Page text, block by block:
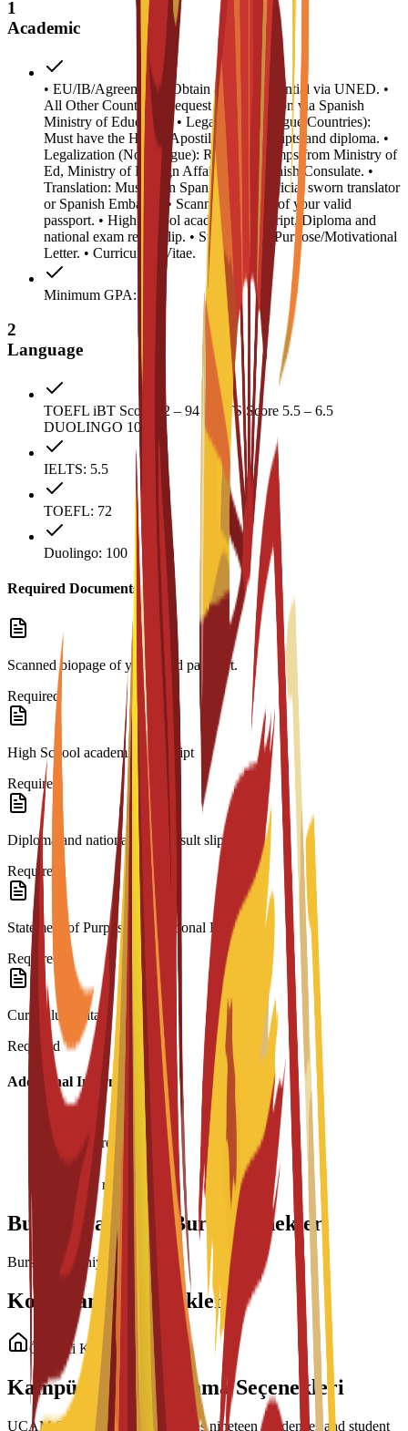
1
Academic
• EU/IB/Agreements: Obtain access credential via UNED. •
All Other Countries: Request homologation via Spanish
Ministry of Education. • Legalization (Hague Countries):
Must have the Hague Apostille on transcripts and diploma. •
Legalization (Non-Hague): Required stamps from Ministry of
Ed, Ministry of Foreign Affairs, and Spanish Consulate. •
Translation: Must be in Spanish by an official sworn translator
or Spanish Embassy. • Scanned biopage of your valid
passport. • High School academic transcript, Diploma and
national exam result slip. • Statement of Purpose/Motivational
Letter. • Curriculum Vitae.
Minimum GPA: 0.5
2
Language
TOEFL iBT Score 72 – 94 IELTS Score 5.5 – 6.5
DUOLINGO 100
IELTS: 5.5
TOEFL: 72
Duolingo: 100
Required Documents
Scanned biopage of your valid passport.
Required
High School academic transcript
Required
Diploma and national exam result slip
Required
Statement of Purpose/Motivational Letter
Required
Curriculum Vitae
Required
Additional Information
Age requirement: 18+
Interview required
Bu Program İçin Burs Seçenekleri
Burslar yükleniyor...
Konaklama Seçenekleri
Öğrenci Konaklama
Kampüs İçi Konaklama Seçenekleri
UCAM Student Housing manages nineteen residences and student